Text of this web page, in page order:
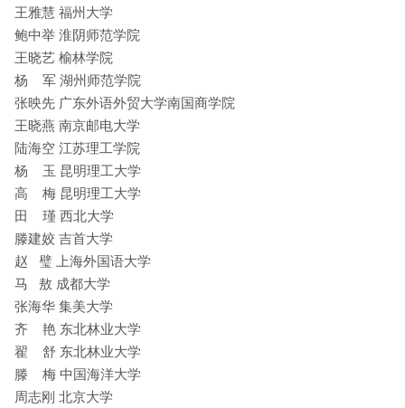
王雅慧 福州大学
鲍中举 淮阴师范学院
王晓艺 榆林学院
杨 军 湖州师范学院
张映先 广东外语外贸大学南国商学院
王晓燕 南京邮电大学
陆海空 江苏理工学院
杨 玉 昆明理工大学
高 梅 昆明理工大学
田 瑾 西北大学
滕建姣 吉首大学
赵 璧 上海外国语大学
马 敖 成都大学
张海华 集美大学
齐 艳 东北林业大学
翟 舒 东北林业大学
滕 梅 中国海洋大学
周志刚 北京大学